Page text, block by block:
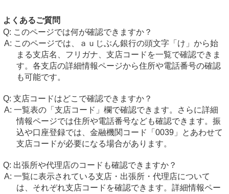
よくあるご質問
このページでは何が確認できますか？
このページでは、ａｕじぶん銀行の頭文字「け」から始
まる支店名、フリガナ、支店コードを一覧で確認できま
す。各支店の詳細情報ページから住所や電話番号の確認
も可能です。
支店コードはどこで確認できますか？
一覧表の「支店コード」欄で確認できます。さらに詳細
情報ページでは住所や電話番号なども確認できます。振
込や口座登録では、金融機関コード「0039」とあわせて
支店コードが必要になる場合があります。
出張所や代理店のコードも確認できますか？
一覧に表示されている支店・出張所・代理店について
は、それぞれ支店コードを確認できます。詳細情報ペー